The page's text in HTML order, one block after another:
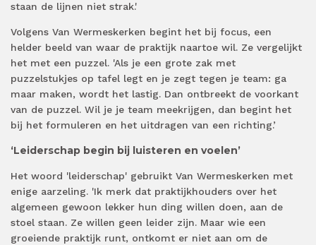
staan de lijnen niet strak.'
Volgens Van Wermeskerken begint het bij focus, een
helder beeld van waar de praktijk naartoe wil. Ze vergelijkt
het met een puzzel. 'Als je een grote zak met
puzzelstukjes op tafel legt en je zegt tegen je team: ga
maar maken, wordt het lastig. Dan ontbreekt de voorkant
van de puzzel. Wil je je team meekrijgen, dan begint het
bij het formuleren en het uitdragen van een richting.’
‘Leiderschap begin bij luisteren en voelen’
Het woord 'leiderschap' gebruikt Van Wermeskerken met
enige aarzeling. 'Ik merk dat praktijkhouders over het
algemeen gewoon lekker hun ding willen doen, aan de
stoel staan. Ze willen geen leider zijn. Maar wie een
groeiende praktijk runt, ontkomt er niet aan om de